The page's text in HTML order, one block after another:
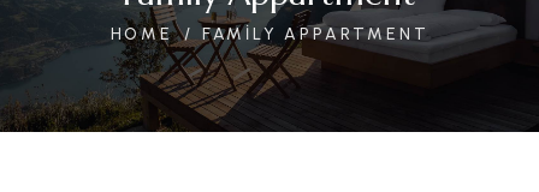
HOME FAMILY APPARTMENT